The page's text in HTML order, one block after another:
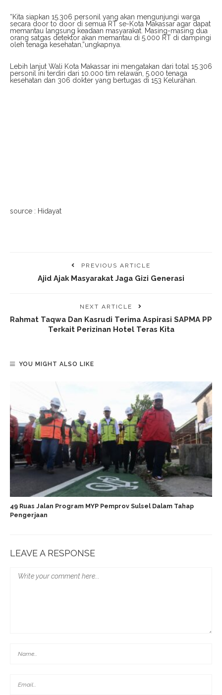
“Kita siapkan 15.306 personil yang akan mengunjungi warga
secara door to door di semua RT se-Kota Makassar agar dapat
memantau langsung keadaan masyarakat. Masing-masing dua
orang satgas detektor akan memantau di 5.000 RT di dampingi
oleh tenaga kesehatan,”ungkapnya.
Lebih lanjut Wali Kota Makassar ini mengatakan dari total 15.306
personil ini terdiri dari 10.000 tim relawan, 5.000 tenaga
kesehatan dan 306 dokter yang bertugas di 153 Kelurahan.
source : Hidayat
PREVIOUS ARTICLE
Ajid Ajak Masyarakat Jaga Gizi Generasi
NEXT ARTICLE
Rahmat Taqwa Dan Kasrudi Terima Aspirasi SAPMA PP
Terkait Perizinan Hotel Teras Kita
YOU MIGHT ALSO LIKE
49 Ruas Jalan Program MYP Pemprov Sulsel Dalam Tahap
Pengerjaan
LEAVE A RESPONSE